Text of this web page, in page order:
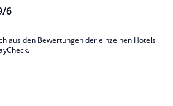
/6
aus den Bewertungen der einzelnen Hotels